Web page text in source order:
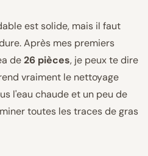
est solide, mais il faut
Après mes premiers
de26 pièces, je peux te dire
vraiment le nettoyage
l'eau chaude et un peu de
toutes les traces de gras